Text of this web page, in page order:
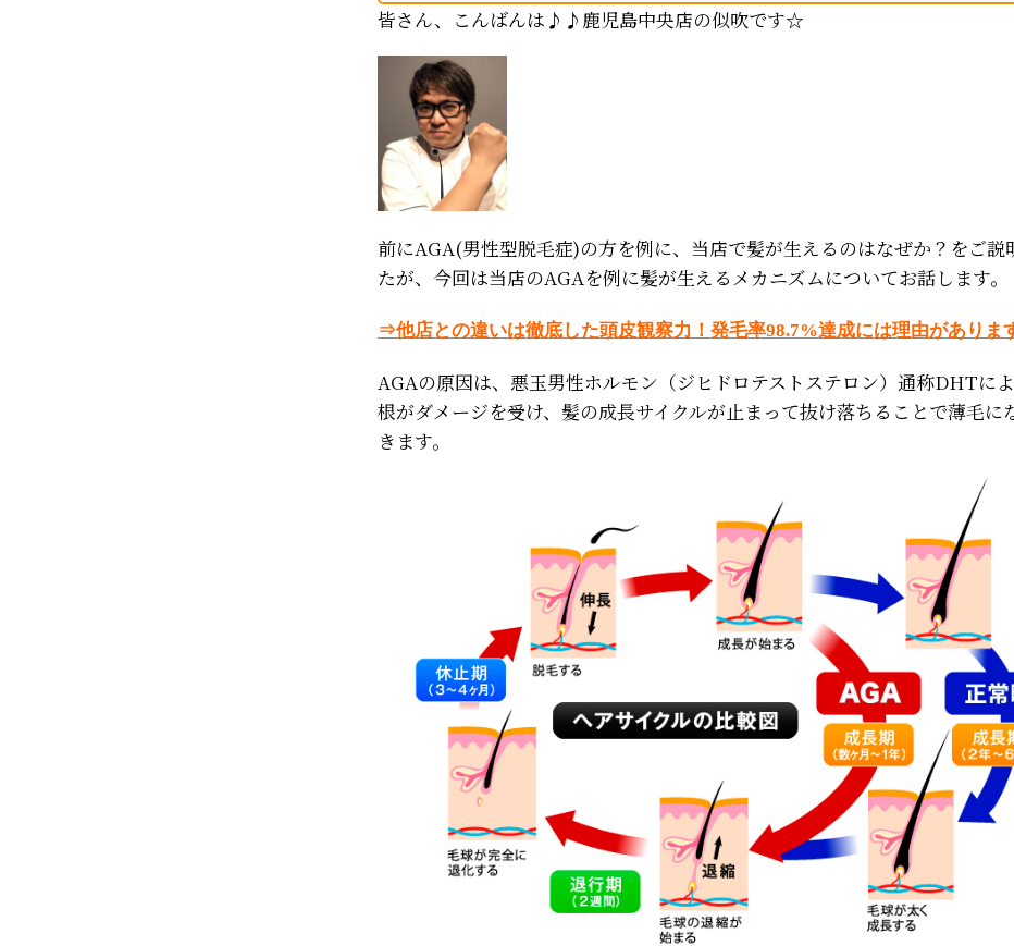
皆さん、こんばんは♪♪鹿児島中央店の似吹です☆
前にAGA(男性型脱毛症)の方を例に、当店で髪が生えるのはなぜか？をご説
たが、今回は当店のAGAを例に髪が生えるメカニズムについてお話します。
⇒他店との違いは徹底した頭皮観察力！発毛率98.7%達成には理由がありま
AGAの原因は、悪玉男性ホルモン（ジヒドロテストステロン）通称DHTに
根がダメージを受け、髪の成長サイクルが止まって抜け落ちることで薄毛に
きます。